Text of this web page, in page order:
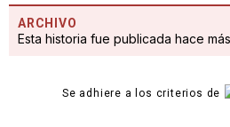
ARCHIVO
Esta historia fue publicada hace
Se adhiere a los criterios de